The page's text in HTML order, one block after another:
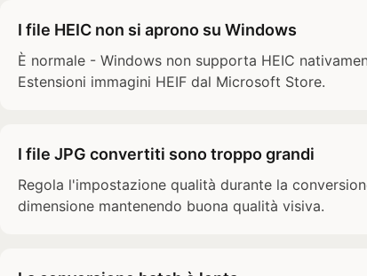
I file HEIC non si aprono su Windows
È normale - Windows non supporta HEIC
Estensioni immagini HEIF dal Microsoft Store.
I file JPG convertiti sono troppo grandi
Regola l'impostazione qualità durante la
dimensione mantenendo buona qualità visiva.